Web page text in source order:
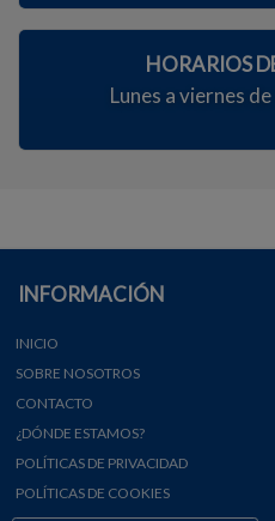
HORARIOS
Lunes a viernes
INFORMACIÓN
INICIO
SOBRE NOSOTROS
CONTACTO
¿DÓNDE ESTAMOS?
POLÍTICAS DE PRIVACIDAD
POLÍTICAS DE COOKIES